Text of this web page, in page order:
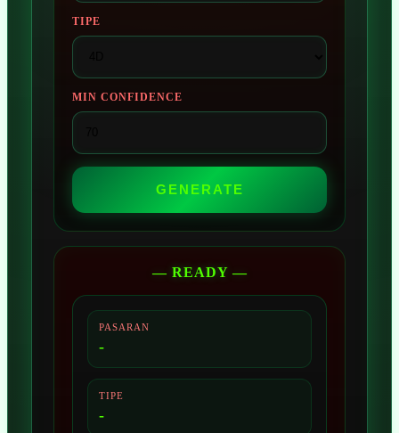
TIPE
MIN CONFIDENCE
GENERATE
— READY —
PASARAN
-
TIPE
-